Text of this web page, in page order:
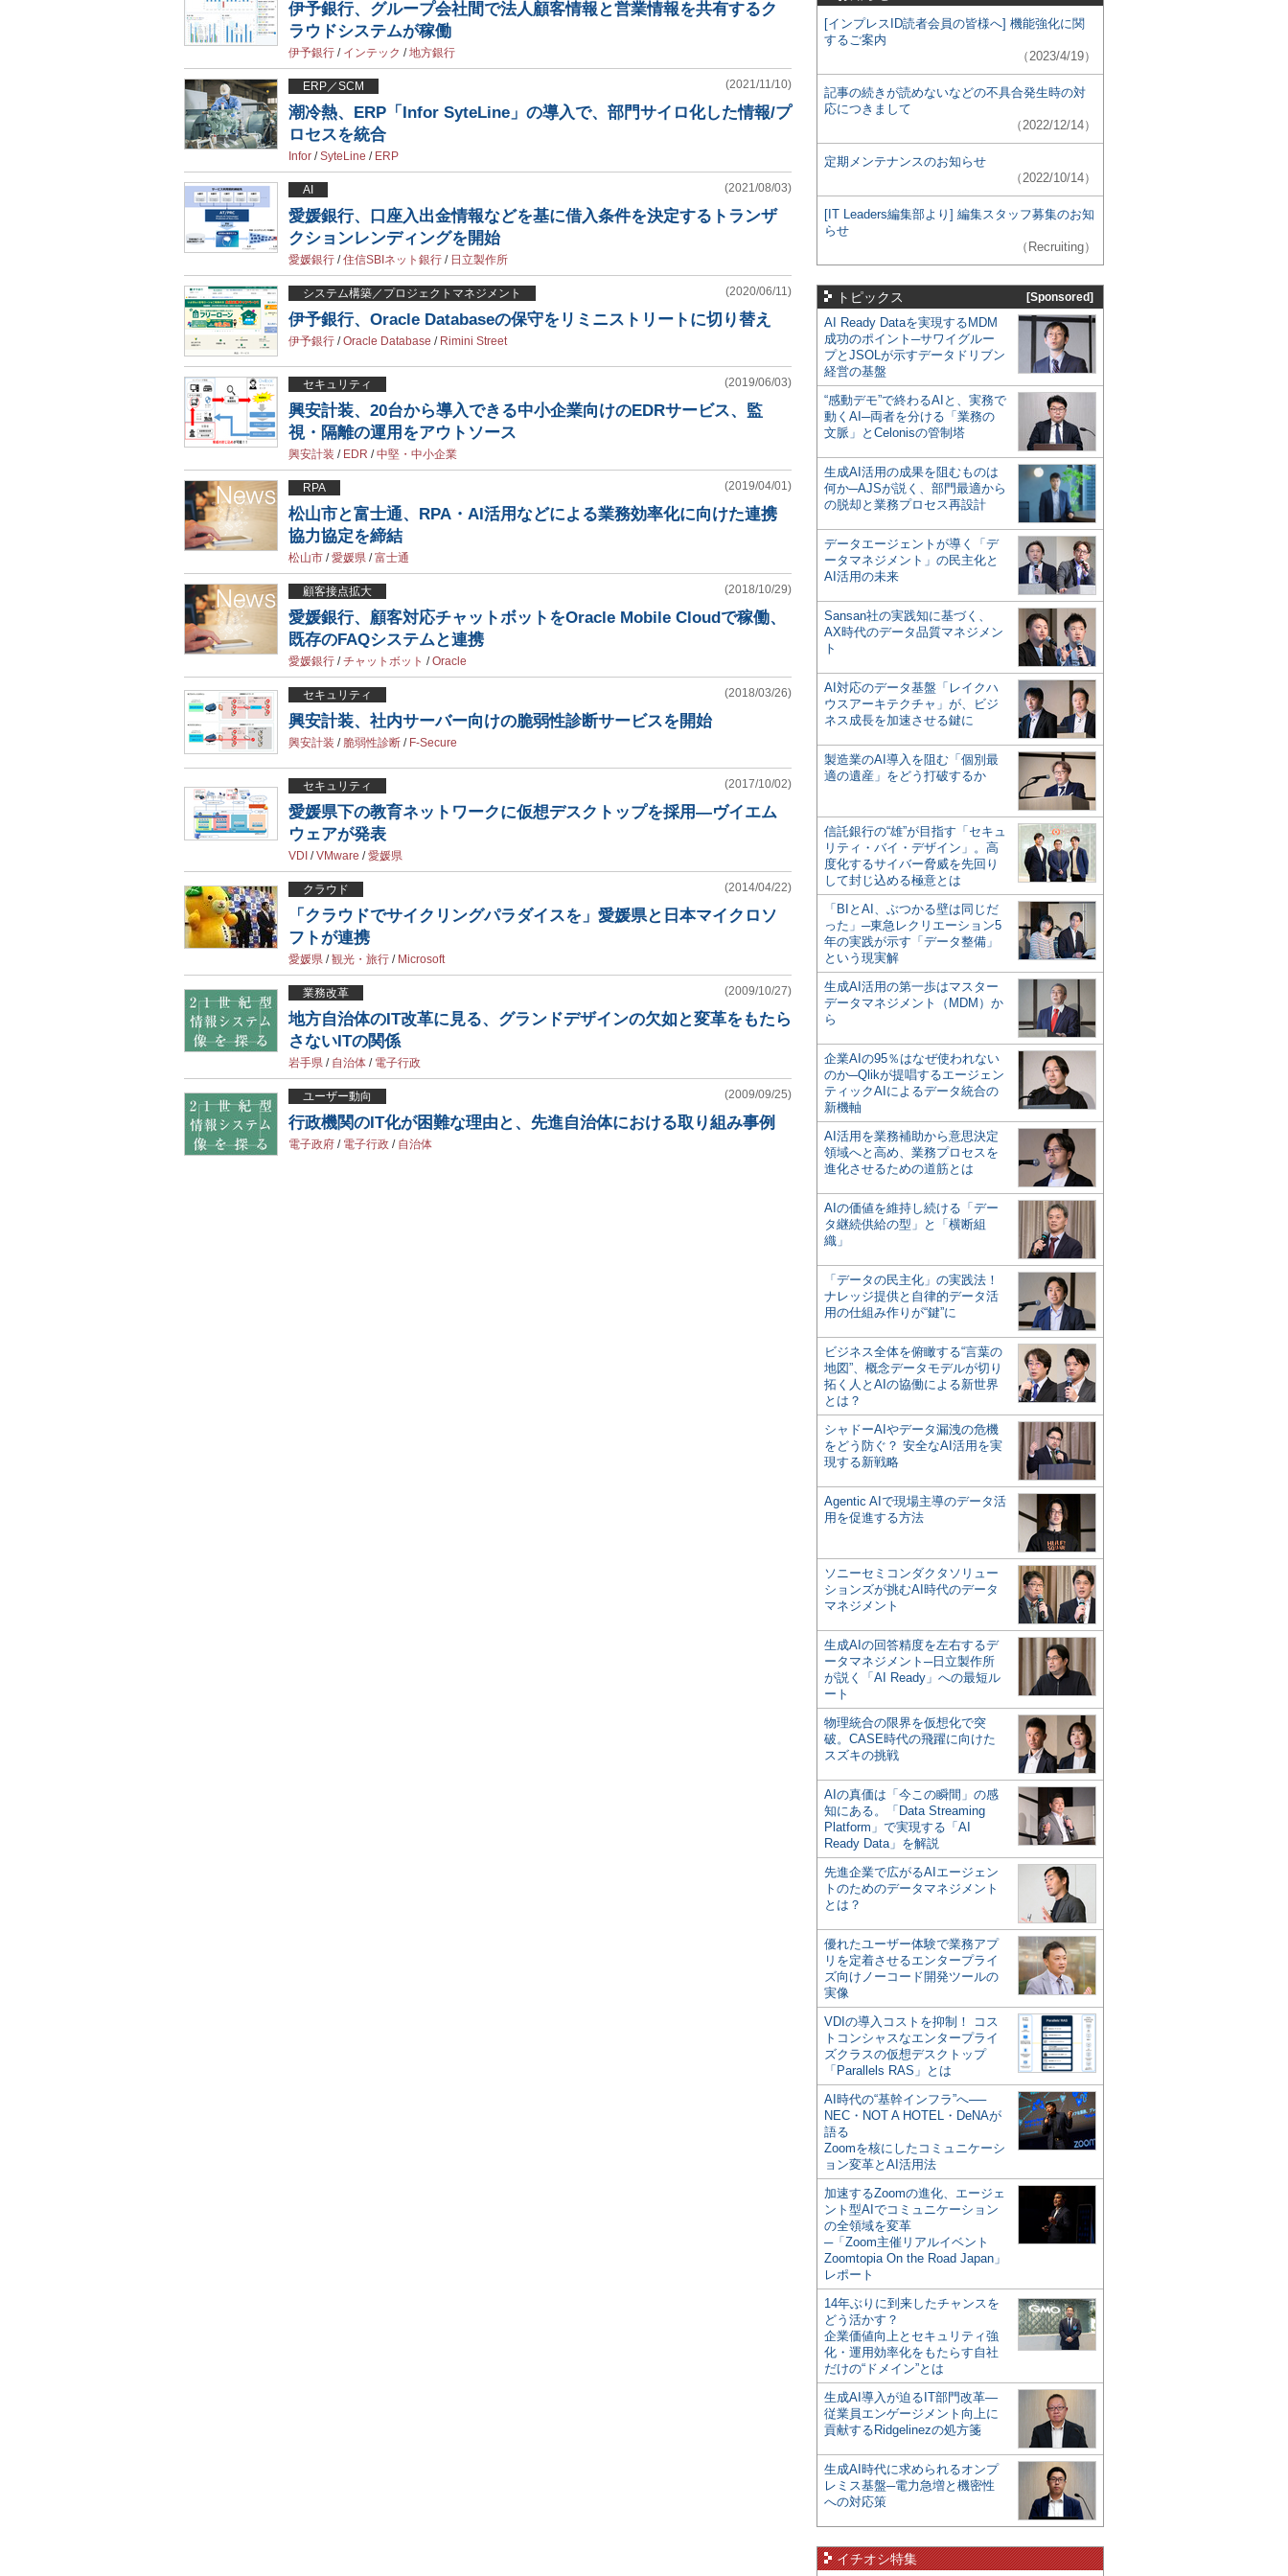
伊予銀行、グループ会社間で法人顧客情報と営業情報を共有するク
ラウドシステムが稼働
伊予銀行 / インテック /地方銀行
ERP／SCM (2021/11/10)
潮冷熱、ERP「Infor SyteLine」の導入で、部門サイロ化した情報/プ
ロセスを統合
Infor /SyteLine / ERP
AI (2021/08/03)
愛媛銀行、口座入出金情報などを基に借入条件を決定するトランザ
クションレンディングを開始
愛媛銀行 /住信SBIネット銀行 / 日立製作所
システム構築／プロジェクトマネジメント (2020/06/11)
伊予銀行、Oracle Databaseの保守をリミニストリートに切り替え
伊予銀行 /Oracle Database / Rimini Street
セキュリティ (2019/06/03)
興安計装、20台から導入できる中小企業向けのEDRサービス、監
視・隔離の運用をアウトソース
興安計装 / EDR /中堅・中小企業
RPA (2019/04/01)
松山市と富士通、RPA・AI活用などによる業務効率化に向けた連携
協力協定を締結
松山市 /愛媛県 /富士通
顧客接点拡大 (2018/10/29)
愛媛銀行、顧客対応チャットボットをOracle Mobile Cloudで稼働、
既存のFAQシステムと連携
愛媛銀行 /チャットボット /Oracle
セキュリティ (2018/03/26)
興安計装、社内サーバー向けの脆弱性診断サービスを開始
興安計装 / 脆弱性診断 / F-Secure
セキュリティ (2017/10/02)
愛媛県下の教育ネットワークに仮想デスクトップを採用―ヴイエム
ウェアが発表
VDI /VMware /愛媛県
クラウド (2014/04/22)
「クラウドでサイクリングパラダイスを」愛媛県と日本マイクロソ
フトが連携
愛媛県 /観光・旅行 / Microsoft
業務改革 (2009/10/27)
地方自治体のIT改革に見る、グランドデザインの欠如と変革をもたら
さないITの関係
岩手県 / 自治体 / 電子行政
ユーザー動向 (2009/09/25)
行政機関のIT化が困難な理由と、先進自治体における取り組み事例
電子政府 / 電子行政 / 自治体
[インプレスID読者会員の皆様へ] 機能強化に関
するご案内
（2023/4/19）
記事の続きが読めないなどの不具合発生時の対
応につきまして
（2022/12/14）
定期メンテナンスのお知らせ
（2022/10/14）
[IT Leaders編集部より] 編集スタッフ募集のお知
らせ
（Recruiting）
トピックス [Sponsored]
AI Ready Dataを実現するMDM
成功のポイント─サワイグルー
プとJSOLが示すデータドリブン
経営の基盤
“感動デモ”で終わるAIと、実務で
動くAI─両者を分ける「業務の
文脈」とCelonisの管制塔
生成AI活用の成果を阻むものは
何か─AJSが説く、部門最適から
の脱却と業務プロセス再設計
データエージェントが導く「デ
ータマネジメント」の民主化と
AI活用の未来
Sansan社の実践知に基づく、
AX時代のデータ品質マネジメン
ト
AI対応のデータ基盤「レイクハ
ウスアーキテクチャ」が、ビジ
ネス成長を加速させる鍵に
製造業のAI導入を阻む「個別最
適の遺産」をどう打破するか
信託銀行の“雄”が目指す「セキュ
リティ・バイ・デザイン」。高
度化するサイバー脅威を先回り
して封じ込める極意とは
「BIとAI、ぶつかる壁は同じだ
った」─東急レクリエーション5
年の実践が示す「データ整備」
という現実解
生成AI活用の第一歩はマスター
データマネジメント（MDM）か
ら
企業AIの95％はなぜ使われない
のか─Qlikが提唱するエージェン
ティックAIによるデータ統合の
新機軸
AI活用を業務補助から意思決定
領域へと高め、業務プロセスを
進化させるための道筋とは
AIの価値を維持し続ける「デー
タ継続供給の型」と「横断組
織」
「データの民主化」の実践法！
ナレッジ提供と自律的データ活
用の仕組み作りが“鍵”に
ビジネス全体を俯瞰する“言葉の
地図”、概念データモデルが切り
拓く人とAIの協働による新世界
とは？
シャドーAIやデータ漏洩の危機
をどう防ぐ？ 安全なAI活用を実
現する新戦略
Agentic AIで現場主導のデータ活
用を促進する方法
ソニーセミコンダクタソリュー
ションズが挑むAI時代のデータ
マネジメント
生成AIの回答精度を左右するデ
ータマネジメント─日立製作所
が説く「AI Ready」への最短ル
ート
物理統合の限界を仮想化で突
破。CASE時代の飛躍に向けた
スズキの挑戦
AIの真価は「今この瞬間」の感
知にある。「Data Streaming
Platform」で実現する「AI
Ready Data」を解説
先進企業で広がるAIエージェン
トのためのデータマネジメント
とは？
優れたユーザー体験で業務アプ
リを定着させるエンタープライ
ズ向けノーコード開発ツールの
実像
VDIの導入コストを抑制！ コス
トコンシャスなエンタープライ
ズクラスの仮想デスクトップ
「Parallels RAS」とは
AI時代の“基幹インフラ”へ──
NEC・NOT A HOTEL・DeNAが
語る
Zoomを核にしたコミュニケーシ
ョン変革とAI活用法
加速するZoomの進化、エージェ
ント型AIでコミュニケーション
の全領域を変革
─「Zoom主催リアルイベント
Zoomtopia On the Road Japan」
レポート
14年ぶりに到来したチャンスを
どう活かす？
企業価値向上とセキュリティ強
化・運用効率化をもたらす自社
だけの“ドメイン”とは
生成AI導入が迫るIT部門改革―
従業員エンゲージメント向上に
貢献するRidgelinezの処方箋
生成AI時代に求められるオンプ
レミス基盤─電力急増と機密性
への対応策
イチオシ特集